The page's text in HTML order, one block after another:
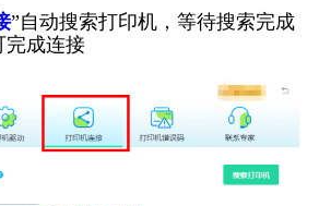
”自动搜索打印机，等待搜索完成
完成连接